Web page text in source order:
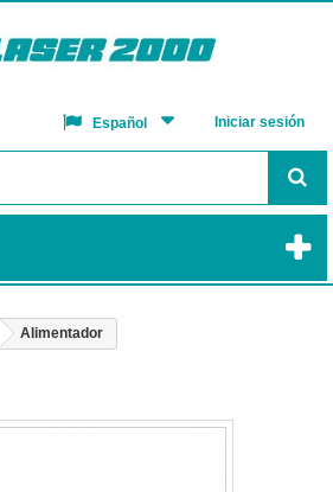
Iniciar sesión
Español
Alimentador